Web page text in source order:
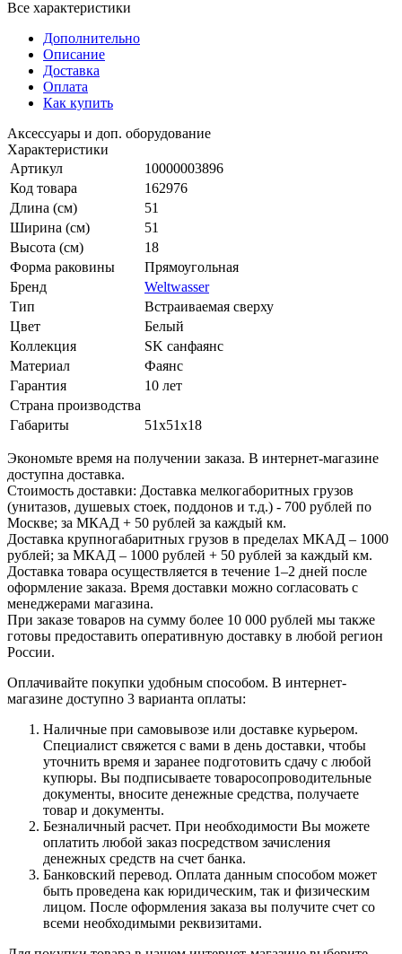
Описание
Доставка
Оплата
Как купить
Характеристики
Артикул
Код товара
162976
Длина (см)
51
Ширина (см)
51
Высота (см)
18
Форма раковины
Прямоугольная
Бренд
Weltwasser
Тип
Встраиваемая сверху
Цвет
Белый
Коллекция
SK санфаянс
Материал
Фаянс
Гарантия
10 лет
Страна производства
Габариты
доступна доставка.
Стоимость доставки: Доставка мелкогаборитных грузов
(унитазов, душевых стоек, поддонов и т.д.) - 700 рублей по
Москве; за МКАД + 50 рублей за каждый км.
Доставка крупногабаритных грузов в пределах МКАД – 1000
рублей; за МКАД – 1000 рублей + 50 рублей за каждый км.
Доставка товара осуществляется в течение 1–2 дней после
оформление заказа. Время доставки можно согласовать с
менеджерами магазина.
При заказе товаров на сумму более 10 000 рублей мы также
готовы предоставить оперативную доставку в любой регион
России.
магазине доступно 3 варианта оплаты:
Специалист свяжется с вами в день доставки, чтобы
уточнить время и заранее подготовить сдачу с любой
купюры. Вы подписываете товаросопроводительные
документы, вносите денежные средства, получаете
товар и документы.
Безналичный расчет. При необходимости Вы можете
оплатить любой заказ посредством зачисления
денежных средств на счет банка.
Банковский перевод. Оплата данным способом может
быть проведена как юридическим, так и физическим
лицом. После оформления заказа вы получите счет со
всеми необходимыми реквизитами.